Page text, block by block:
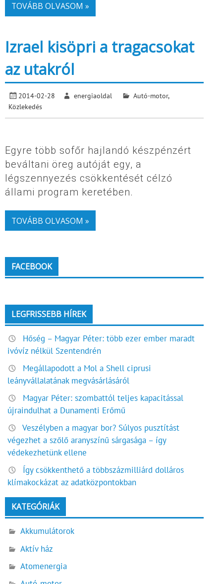
TOVÁBB OLVASOM »
Izrael kisöpri a tragacsokat
az utakról
2014-02-28 energiaoldal Autó-motor,
Közlekedés
Egyre több sofőr hajlandó készpénzért
beváltani öreg autóját egy, a
légszennyezés csökkentését célzó
állami program keretében.
TOVÁBB OLVASOM »
FACEBOOK
LEGFRISSEBB HÍREK
Hőség – Magyar Péter: több ezer ember maradt
ivóvíz nélkül Szentendrén
Megállapodott a Mol a Shell ciprusi
leányvállalatának megvásárlásáról
Magyar Péter: szombattól teljes kapacitással
újraindulhat a Dunamenti Erőmű
Veszélyben a magyar bor? Súlyos pusztítást
végezhet a szőlő aranyszínű sárgasága – így
védekezhetünk ellene
Így csökkenthető a többszázmilliárd dolláros
klímakockázat az adatközpontokban
KATEGÓRIÁK
Akkumulátorok
Aktív ház
Atomenergia